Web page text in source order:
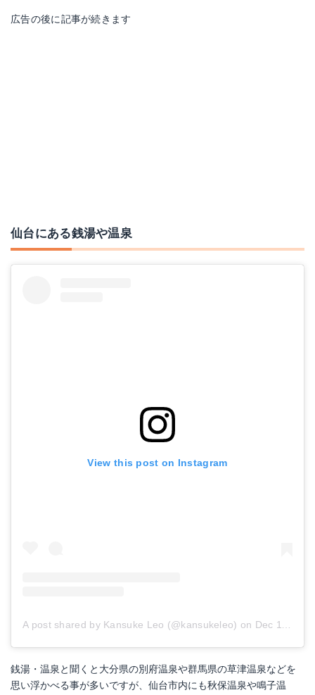
広告の後に記事が続きます
仙台にある銭湯や温泉
View this post on Instagram
A post shared by Kansuke Leo (@kansukeleo) on Dec 11, 2017 at 1:33am PST
銭湯・温泉と聞くと大分県の別府温泉や群馬県の草津温泉などを
思い浮かべる事が多いですが、仙台市内にも秋保温泉や鳴子温